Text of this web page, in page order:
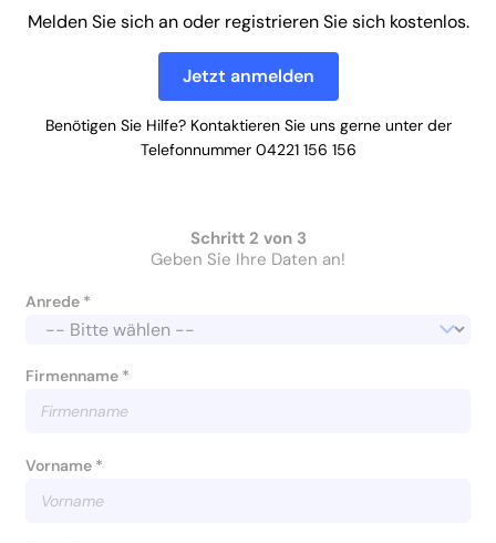
Melden Sie sich an oder registrieren Sie sich kostenlos.
Jetzt anmelden
Benötigen Sie Hilfe? Kontaktieren Sie uns gerne unter der
Telefonnummer 04221 156 156
Schritt 2 von 3
Geben Sie Ihre Daten an!
Anrede *
Firmenname *
Vorname *